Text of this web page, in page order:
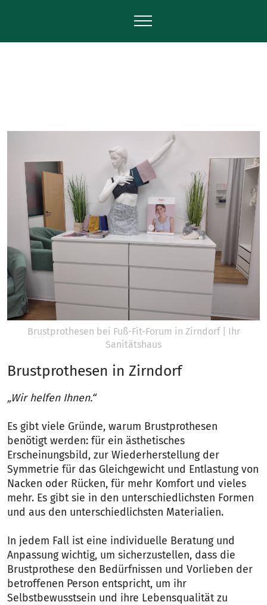
Brustprothesen bei Fuß-Fit-Forum in Zirndorf | Ihr
Sanitätshaus
Brustprothesen in Zirndorf
„Wir helfen Ihnen.“
Es gibt viele Gründe, warum Brustprothesen
benötigt werden: für ein ästhetisches
Erscheinungsbild, zur Wiederherstellung der
Symmetrie für das Gleichgewicht und Entlastung von
Nacken oder Rücken, für mehr Komfort und vieles
mehr. Es gibt sie in den unterschiedlichsten Formen
und aus den unterschiedlichsten Materialien.
In jedem Fall ist eine individuelle Beratung und
Anpassung wichtig, um sicherzustellen, dass die
Brustprothese den Bedürfnissen und Vorlieben der
betroffenen Person entspricht, um ihr
Selbstbewusstsein und ihre Lebensqualität zu